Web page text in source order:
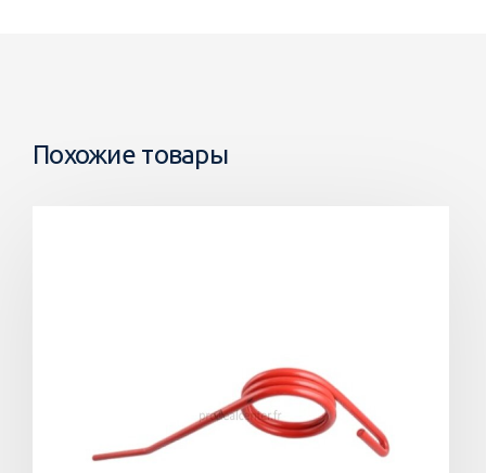
Похожие товары